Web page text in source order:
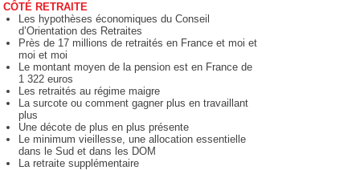
CÔTÉ RETRAITE
Les hypothèses économiques du Conseil
d’Orientation des Retraites
Près de 17 millions de retraités en France et moi et
moi et moi
Le montant moyen de la pension est en France de
1 322 euros
Les retraités au régime maigre
La surcote ou comment gagner plus en travaillant
plus
Une décote de plus en plus présente
Le minimum vieillesse, une allocation essentielle
dans le Sud et dans les DOM
La retraite supplémentaire